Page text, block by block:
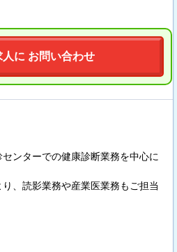
人に お問い合わせ
ンターでの健康診断業務を中心に
、読影業務や産業医業務もご担当